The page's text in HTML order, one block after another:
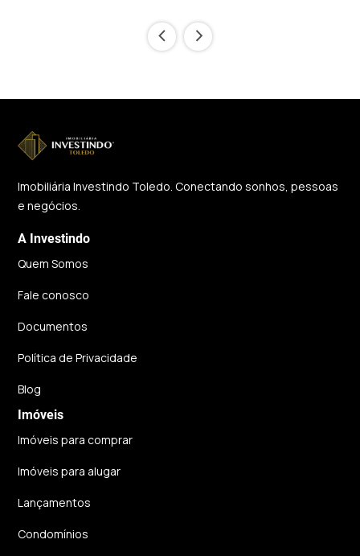
‹ ›
Imobiliária Investindo Toledo. Conectando sonhos, pessoas
e negócios.
A Investindo
Quem Somos
Fale conosco
Documentos
Política de Privacidade
Blog
Imóveis
Imóveis para comprar
Imóveis para alugar
Lançamentos
Condomínios